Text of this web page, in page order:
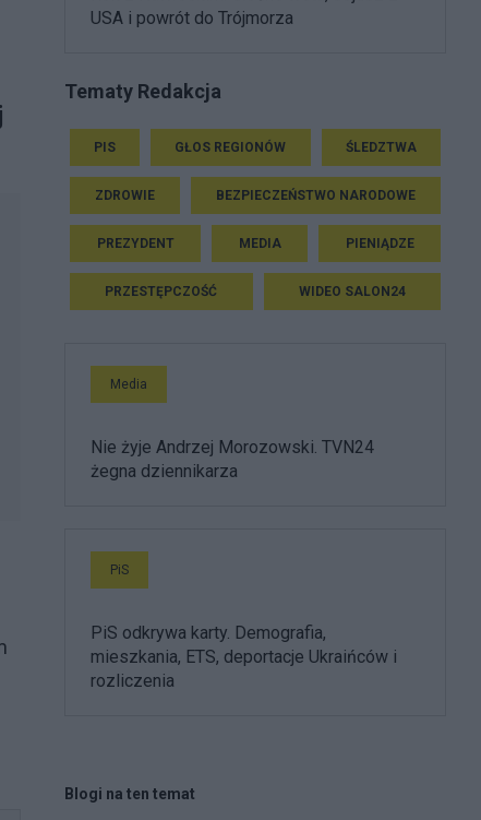
USA i powrót do Trójmorza
Tematy Redakcja
PIS GŁOS REGIONÓW ŚLEDZTWA
ZDROWIE BEZPIECZEŃSTWO NARODOWE
PREZYDENT MEDIA PIENIĄDZE
PRZESTĘPCZOŚĆ WIDEO SALON24
Media
Nie żyje Andrzej Morozowski. TVN24
żegna dziennikarza
PiS
PiS odkrywa karty. Demografia,
mieszkania, ETS, deportacje Ukraińców i
rozliczenia
Blogi na ten temat